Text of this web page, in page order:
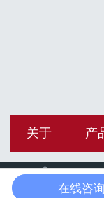
关于 产

在线咨询